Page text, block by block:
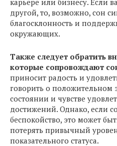
карьере или бизнесу. Если
другой, то, возможно, сон
благосклонность и
окружающих.
Также следует обратить
которые сопровождают
приносит радость и
говорить о
состоянии и чувстве
достижений. Однако, если
беспокойство, это может
потерять привычный
показательного статуса.